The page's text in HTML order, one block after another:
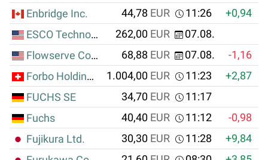
Enbridge Inc.
44,78 EUR 11:26
+0,94
ESCO Technologies Inc.
262,00 EUR
07.08.
Flowserve Corp.
68,88 EUR 07.08.
-1,16
Forbo Holding AG
1.004,00 EUR 11:23 +2,87
FUCHS SE
34,70 EUR
11:17
Fuchs
40,40 EUR 11:12
-0,98
Fujikura Ltd.
30,30 EUR 11:28
+9,84